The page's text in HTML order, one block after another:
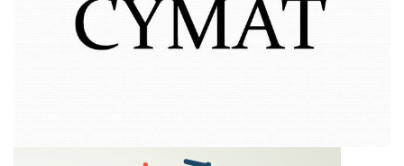
(+54) (379) 4231149 / 4231153